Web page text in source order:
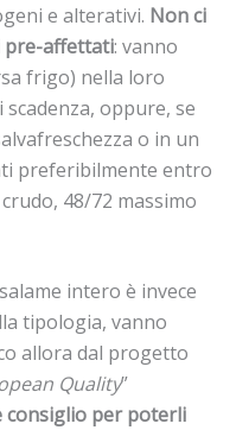
e alterativi. Non ci
pre-affettati: vanno
frigo) nella loro
oppure, se
o in un
preferibilmente entro
48/72 massimo
intero è invece
tipologia, vanno
allora dal progetto
Quality”
consiglio per poterli